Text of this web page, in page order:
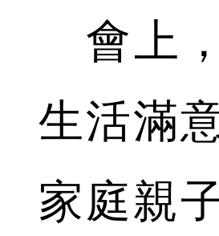
會上
生活滿
家庭親